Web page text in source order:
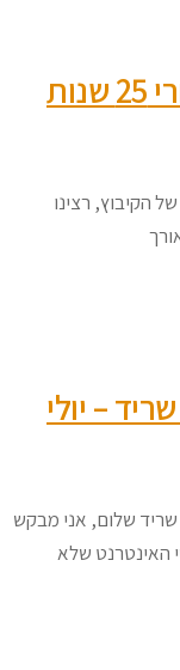
פרדה משרי כהן האחות | אחרי 25 שנות
הקיבוץ, רצינו
– יולי
שריד שלום, אני מבקש
כל משתמשי האינטרנט שלא